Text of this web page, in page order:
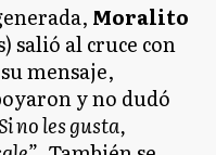
Moralito
salió al cruce con
mensaje,
y no dudó
no les gusta,